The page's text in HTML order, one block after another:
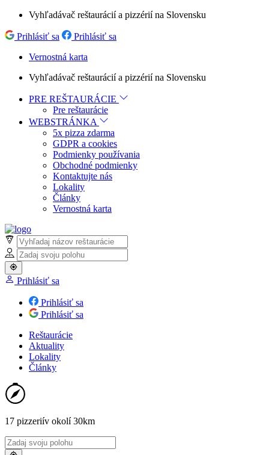
Vyhľadávač reštaurácií a pizzérií na Slovensku
Prihlásiť sa
Prihlásiť sa
Vernostná karta
Vyhľadávač reštaurácií a pizzérií na Slovensku
PRE REŠTAURÁCIE
Pre reštaurácie
WEBSTRÁNKA
5x pizza zdarma
GDPR a cookies
Podmienky používania
Obchodné podmienky
Kontaktujte nás
Lokality
Články
Vernostná karta
Prihlásiť sa
Prihlásiť sa
Prihlásiť sa
Reštaurácie
Aktuality
Lokality
Články
17 pizzeriív okolí 30km